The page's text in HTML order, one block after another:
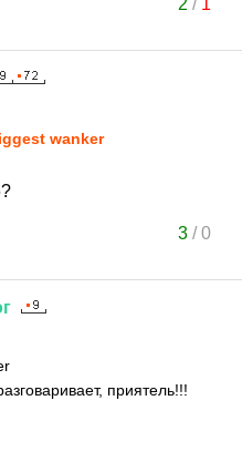
2 / 1
wanker
3/0
приятель!!!